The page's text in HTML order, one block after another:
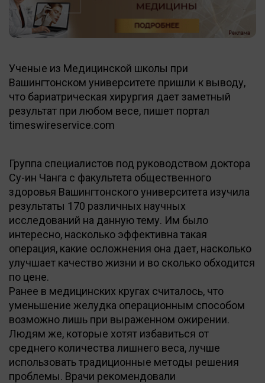
Ученые из Медицинской школы при
Вашингтонском университете пришли к выводу,
что бариатрическая хирургия дает заметный
результат при любом весе, пишет портал
timeswireservice.com
Группа специалистов под руководством доктора
Су-ин Чанга с факультета общественного
здоровья Вашингтонского университета изучила
результаты 170 различных научных
исследований на данную тему. Им было
интересно, насколько эффективна такая
операция, какие осложнения она дает, насколько
улучшает качество жизни и во сколько обходится
по цене.
Ранее в медицинских кругах считалось, что
уменьшение желудка операционным способом
возможно лишь при выраженном ожирении.
Людям же, которые хотят избавиться от
среднего количества лишнего веса, лучше
использовать традиционные методы решения
проблемы. Врачи рекомендовали